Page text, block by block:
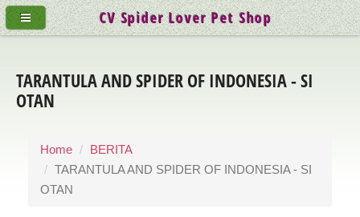
TARANTULA AND SPIDER OF INDONESIA - SI
OTAN
Home
BERITA
TARANTULA AND SPIDER OF INDONESIA - SI
OTAN
CV Spider Lover Pet Shop